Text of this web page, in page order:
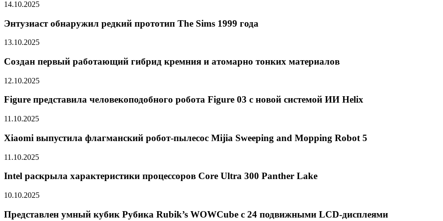
14.10.2025
Энтузиаст обнаружил редкий прототип The Sims 1999 года
13.10.2025
Создан первый работающий гибрид кремния и атомарно тонких материалов
12.10.2025
Figure представила человекоподобного робота Figure 03 с новой системой ИИ Helix
11.10.2025
Xiaomi выпустила флагманский робот-пылесос Mijia Sweeping and Mopping Robot 5
11.10.2025
Intel раскрыла характеристики процессоров Core Ultra 300 Panther Lake
10.10.2025
Представлен умный кубик Рубика Rubik’s WOWCube с 24 подвижными LCD-дисплеями